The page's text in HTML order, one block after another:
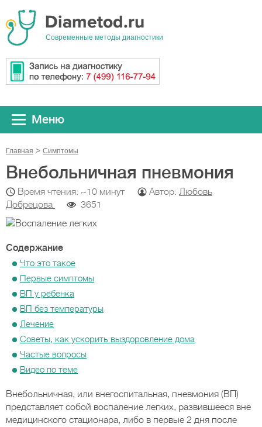
Cовременные методы диагностики
Меню
Главная Симптомы
Внебольничная пневмония
Время чтения: ~10 минут Автор: Любовь
Добрецова
3651
Содержание
Что это такое
Первые симптомы
ВП у ребенка
ВП без температуры
Лечение
Советы, как ускорить выздоровление дома
Частые вопросы
Видео по теме
Внебольничная, или внегоспитальная, пневмония (ВП)
представляет собой воспаление легких, развившееся вне
медицинского стационара, либо в первые 2 дня после